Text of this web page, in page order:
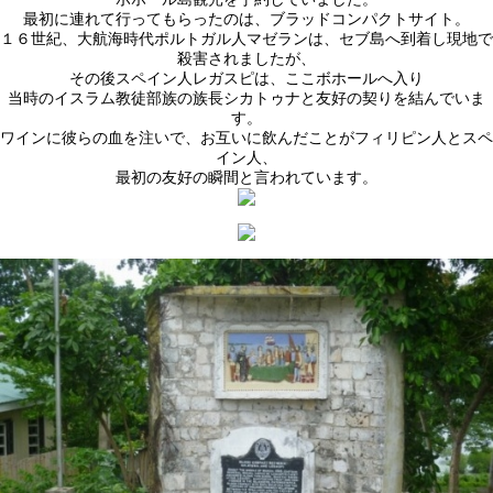
最初に連れて行ってもらったのは、ブラッドコンパクトサイト。
１６世紀、大航海時代ポルトガル人マゼランは、セブ島へ到着し現地で
殺害されましたが、
その後スペイン人レガスピは、ここボホールへ入り
当時のイスラム教徒部族の族長シカトゥナと友好の契りを結んでいま
す。
ワインに彼らの血を注いで、お互いに飲んだことがフィリピン人とスペ
イン人、
最初の友好の瞬間と言われています。